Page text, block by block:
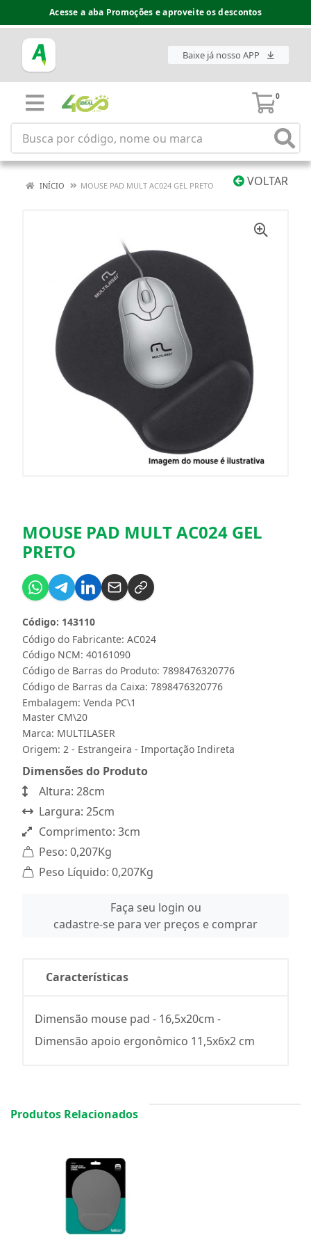
Acesse a aba Promoções e aproveite os descontos
Baixe já nosso APP
0
VOLTAR
INÍCIO MOUSE PAD MULT AC024 GEL PRETO
MOUSE PAD MULT AC024 GEL
PRETO
Código do Fabricante: AC024
Código: 143110
Código NCM: 40161090
Código de Barras do Produto: 7898476320776
Código de Barras da Caixa: 7898476320776
Embalagem: Venda PC\1
Master CM\20
Marca: MULTILASER
Origem: 2 - Estrangeira - Importação Indireta
Dimensões do Produto
Altura: 28cm
Largura: 25cm
Comprimento: 3cm
Peso: 0,207Kg
Peso Líquido: 0,207Kg
Faça seu login ou
cadastre-se para ver preços e comprar
Características
Dimensão mouse pad - 16,5x20cm -
Dimensão apoio ergonômico 11,5x6x2 cm
Produtos Relacionados